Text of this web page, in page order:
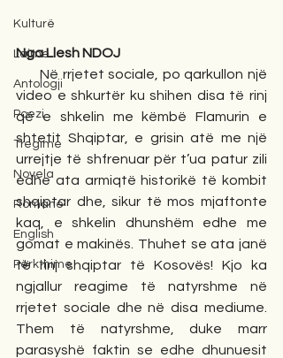
Kulturë
Lajme
Antologji
Poezi
Tregime
Novela
Romane
English
Përkthime
Nga Llesh NDOJ
Në rrjetet sociale, po qarkullon një
video e shkurtër ku shihen disa të rinj
që e shkelin me këmbë Flamurin e
shtetit Shqiptar, e grisin atë me një
urrejtje të shfrenuar për t’ua patur zili
edhe ata armiqtë historikë të kombit
shqiptar dhe, sikur të mos mjaftonte
kaq, e shkelin dhunshëm edhe me
gomat e makinës. Thuhet se ata janë
të rinj shqiptar të Kosovës! Kjo ka
ngjallur reagime të natyrshme në
rrjetet sociale dhe në disa mediume.
Them të natyrshme, duke marr
parasyshë faktin se edhe dhunuesit